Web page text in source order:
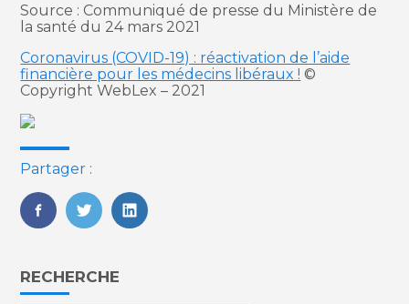
Source : Communiqué de presse du Ministère de
la santé du 24 mars 2021
Coronavirus (COVID-19) : réactivation de l’aide
financière pour les médecins libéraux ! ©
Copyright WebLex – 2021
Partager :
FaceBook
TwitterLinkedIn
Blog
sidebar
RECHERCHE